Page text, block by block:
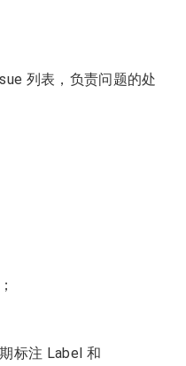
列表，负责问题的处
标注 Label 和